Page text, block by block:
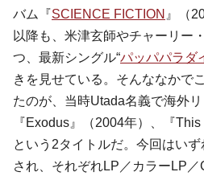
バム『SCIENCE FICTION 』（
以降も、米津玄師やチャーリー
つ、最新シングル“パッパパラダ
きを見せている。そんななかで
たのが、当時Utada名義で海外
『Exodus』（2004年）、『
という2タイトルだ。今回はい
され、それぞれLP／カラーLP